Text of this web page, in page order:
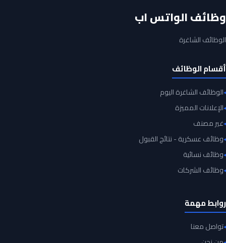
وظائف الواتس اب
الوظائف الشاغرة
أقسام الوظائف
الوظائف الشاغرة اليوم
الإعلانات المميزة
غير مصنف
وظائف عسكرية - نتائج القبول
وظائف نسائية
وظائف الشركات
روابط مهمة
تواصل معنا